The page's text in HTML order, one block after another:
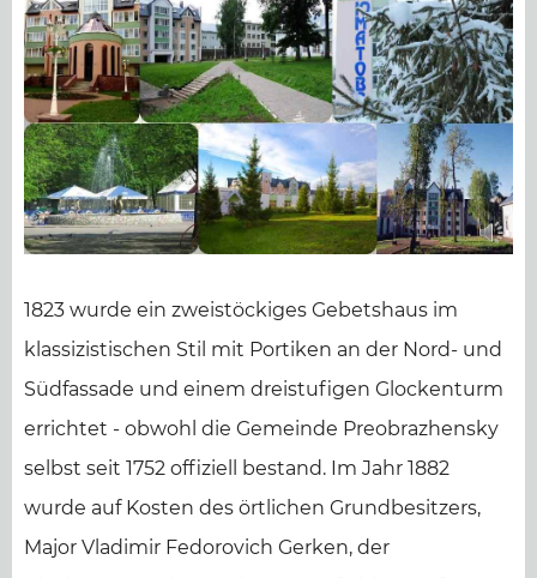
1823 wurde ein zweistöckiges Gebetshaus im
klassizistischen Stil mit Portiken an der Nord- und
Südfassade und einem dreistufigen Glockenturm
errichtet - obwohl die Gemeinde Preobrazhensky
selbst seit 1752 offiziell bestand. Im Jahr 1882
wurde auf Kosten des örtlichen Grundbesitzers,
Major Vladimir Fedorovich Gerken, der